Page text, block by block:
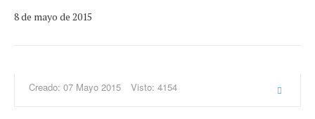
8 de mayo de 2015
Creado: 07 Mayo 2015 Visto: 4154